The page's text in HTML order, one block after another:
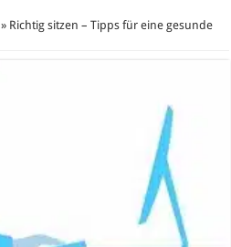
» Richtig sitzen – Tipps für eine gesunde